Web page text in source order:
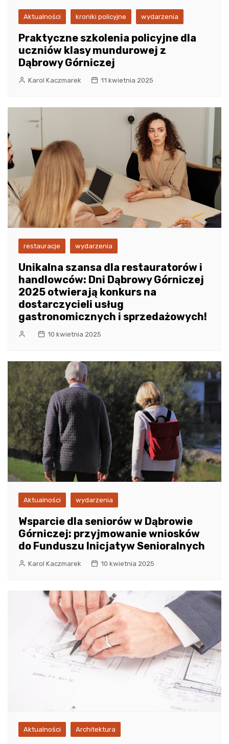
Aktualności kroniki policyjne wydarzenia
Praktyczne szkolenia policyjne dla
uczniów klasy mundurowej z
Dąbrowy Górniczej
Karol Kaczmarek 11 kwietnia 2025
restauracje wydarzenia
Unikalna szansa dla restauratorów i
handlowców: Dni Dąbrowy Górniczej
2025 otwierają konkurs na
dostarczycieli usług
gastronomicznych i sprzedażowych!
10 kwietnia 2025
Aktualności wydarzenia
Wsparcie dla seniorów w Dąbrowie
Górniczej: przyjmowanie wniosków
do Funduszu Inicjatyw Senioralnych
Karol Kaczmarek 10 kwietnia 2025
Aktualności Architektura